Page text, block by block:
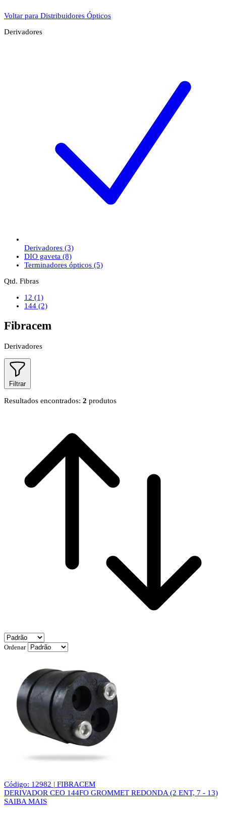
Voltar para Distribuidores Ópticos
Derivadores
Derivadores (3)
DIO gaveta (8)
Terminadores ópticos (5)
Qtd. Fibras
12 (1)
144 (2)
Fibracem
Derivadores
Filtrar
Resultados encontrados: 2 produtos
Ordenar
Código: 12982 | FIBRACEM
DERIVADOR CEO 144FO GROMMET REDONDA (2 ENT, 7 - 13)
SAIBA MAIS